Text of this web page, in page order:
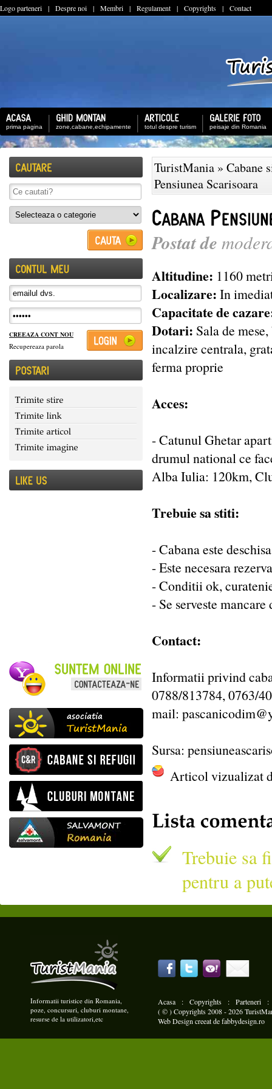
Logo parteneri | Despre noi | Membri | Regulament | Copyrights | Contact
prima pagina zone,cabane,echipamente totul despre turism peisaje din Romania
CREEAZA CONT NOU
Recupereaza parola
TuristMania » Cabane
Pensiunea Scarisoara
Postat de
Altitudine: 1160
Localizare: In
Capacitate de
Dotari: Sala de
incalzire centrala,
ferma proprie
Acces:
- Catunul Ghetar
drumul national ce
Alba Iulia: 120km,
Trebuie sa stiti:
- Cabana este
- Este necesara
- Conditii ok,
- Se serveste
Contact:
Informatii privind
0788/813784, 0763/
mail:
Sursa:
Articol vizualizat
Trebuie sa
pentru a
Informatii turistice din Romania,
poze, concursuri, cluburi montane,
resurse de la utilizatori,etc
Acasa : Copyrights : Parteneri
( © ) Copyrights 2008 - 2026
Web Design creeat defabbydesign.ro